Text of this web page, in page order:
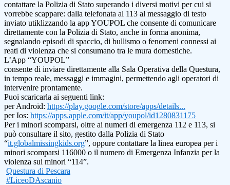
contattare la Polizia di Stato superando i diversi motivi per cui si
vorrebbe scappare: dalla telefonata al 113 al messaggio di testo
inviato utiklizzando la app YOUPOL che consente di comunicare
direttamente con la Polizia di Stato, anche in forma anonima,
segnalando episodi di spaccio, di bullismo o fenomeni connessi ai
reati di violenza che si consumano tra le mura domestiche.
L’App “YOUPOL”
consente di inviare direttamente alla Sala Operativa della Questura,
in tempo reale, messaggi e immagini, permettendo agli operatori di
intervenire prontamente.
Puoi scaricarla ai seguenti link:
per Android: https://play.google.com/store/apps/details...
per Ios: https://apps.apple.com/it/app/youpol/id1280831175
Per i minori scomparsi, oltre ai numeri di emergenza 112 e 113, si
può consultare il sito, gestito dalla Polizia di Stato
“it.globalmissingkids.org”, oppure contattare la linea europea per i
minori scomparsi 116000 o il numero di Emergenza Infanzia per la
violenza sui minori “114”.
Questura di Pescara
#LiceoDAscanio